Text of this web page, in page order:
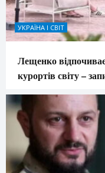
УКРАЇНА І СВІТ
Лещенко
курортів світу –